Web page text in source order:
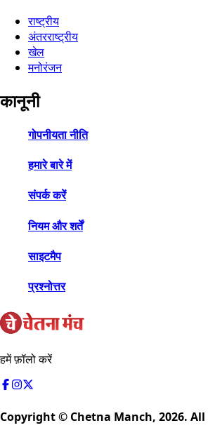
राष्ट्रीय
अंतरराष्ट्रीय
खेल
मनोरंजन
कानूनी
गोपनीयता नीति
हमारे बारे में
संपर्क करें
नियम और शर्तें
साइटमैप
प्रश्नोत्तर
हमें फ़ॉलो करें
Copyright © Chetna Manch, 2026. All